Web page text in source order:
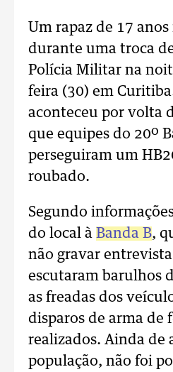
Um rapaz de 17
durante uma troca
Polícia Militar na
feira (30) em
aconteceu por volta
que equipes do 20º
perseguiram um
roubado.
Segundo
do local à Banda B,
não gravar
escutaram barulhos
as freadas dos
disparos de arma de
realizados. Ainda de
população, não foi